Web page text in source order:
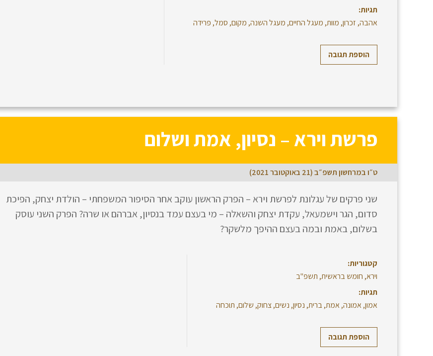
תגיות:
אהבה, זכרון, מוות, מעגל החיים, מעגל השנה, מקום, סמל, פרידה
הוספת תגובה
פרשת וירא – נסיון, אמת ושלום
ט״ו במרחשון תשפ״ב (21 באוקטובר 2021)
שני פרקים של עגלונת לפרשת וירא – הפרק הראשון עוקב אחר הסיפור המשפחתי – הולדת יצחק, הפיכת
סדום, הגר וישמעאל, עקדת יצחק והשאלה – מי בעצם עמד בנסיון, אברהם או שרה? הפרק השני עוסק
בשלום, באמת ובמה בעצם ההיפך מלשקר?
קטגוריות:
וירא, חומש בראשית, תשפ"ב
תגיות:
אמון,אמונה,אמת,ברית, נסיון, נשים,צחוק, שלום, תוכחה
הוספת תגובה